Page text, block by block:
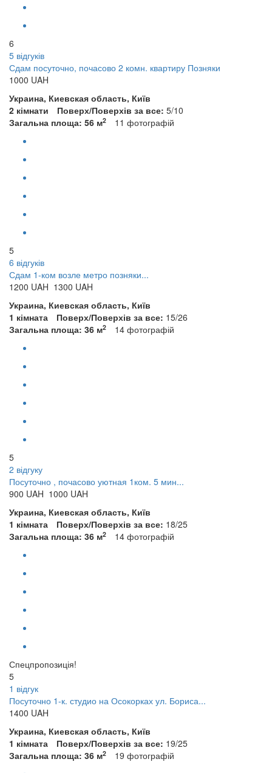
6
5 відгуків
Сдам посуточно, почасово 2 комн. квартиру Позняки
1000 UAH
Украина, Киевская область, Київ
2 кімнати
Поверх/Поверхів за все: 5/10
Загальна площа: 56 м2 11 фотографій
5
6 відгуків
Сдам 1-ком возле метро позняки...
1200 UAH 1300 UAH
Украина, Киевская область, Київ
1 кімната
Поверх/Поверхів за все: 15/26
Загальна площа: 36 м2 14 фотографій
5
2 відгуку
Посуточно , почасово уютная 1ком. 5 мин...
900 UAH 1000 UAH
Украина, Киевская область, Київ
1 кімната
Поверх/Поверхів за все: 18/25
Загальна площа: 36 м2 14 фотографій
Спецпропозиція!
5
1 відгук
Посуточно 1-к. студио на Осокорках ул. Бориса...
1400 UAH
Украина, Киевская область, Київ
1 кімната
Поверх/Поверхів за все: 19/25
Загальна площа: 36 м2 19 фотографій